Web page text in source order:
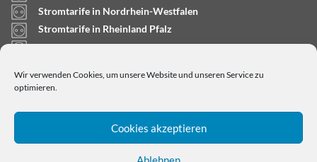
Wir verwenden Cookies, um unsere Website und unseren Service zu
optimieren.
Cookies akzeptieren
Stromtarife in Nordrhein-Westfalen
Stromtarife in Rheinland Pfalz
Stromtarife in Saarland
Stromtarife in Schleswig-Holstein